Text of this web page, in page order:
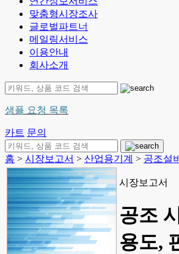
맞춤형시장조사
글로벌파트너
메일링서비스
이용안내
회사소개
샘플 요청 목록
카트 문의
홈 > 시장보고서 > 산업용기계 > 공조설비
시장보고서
공조
용도,